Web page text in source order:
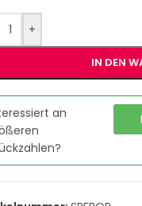
+
IN DEN
an